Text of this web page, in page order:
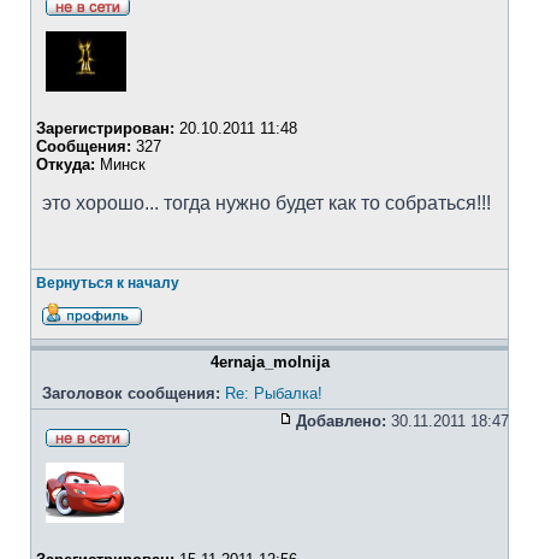
Зарегистрирован: 20.10.2011 11:48
Сообщения: 327
Откуда: Минск
это хорошо... тогда нужно будет как то собраться!!!
Вернуться к началу
4ernaja_molnija
Заголовок сообщения: Re: Рыбалка!
Добавлено: 30.11.2011 18:47